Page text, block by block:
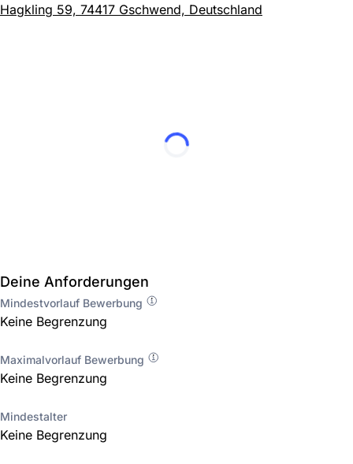
Hagkling 59, 74417 Gschwend, Deutschland
Deine Anforderungen
Mindestvorlauf Bewerbung
Keine Begrenzung
Maximalvorlauf Bewerbung
Keine Begrenzung
Mindestalter
Keine Begrenzung